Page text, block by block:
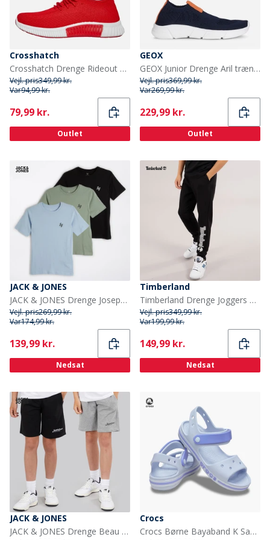
Crosshatch
Crosshatch Drenge Rideout Sneakers Rød
Vejl. pris349,99 kr.
Var94,99 kr.
Current
79,99 kr.
Outlet
GEOX
GEOX Junior Drenge Aril træningssko Navy/Orange
Vejl. pris369,99 kr.
Var269,99 kr.
Current
229,99 kr.
Outlet
JACK & JONES
JACK & JONES Drenge Joseph Tre Pak T-shirts Iceberg Green
Vejl. pris269,99 kr.
Var174,99 kr.
Current
139,99 kr.
Nedsat
Timberland
Timberland Drenge Joggers Black Black
Vejl. pris349,99 kr.
Var199,99 kr.
Current
149,99 kr.
Nedsat
JACK & JONES
JACK & JONES Drenge Beau To Pak Shorts Sort
Crocs
Crocs Børne Bayaband K Sandaler Dreamscape